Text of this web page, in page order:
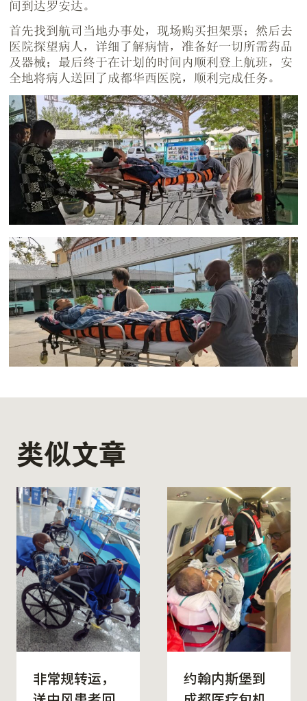
间到达罗安达。
首先找到航司当地办事处，现场购买担架票；然后去
医院探望病人，详细了解病情，准备好一切所需药品
及器械；最后终于在计划的时间内顺利登上航班，安
全地将病人送回了成都华西医院，顺利完成任务。
类似文章
非常规转运，
约翰内斯堡到